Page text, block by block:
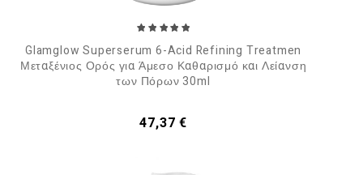
Glamglow Superserum 6-Acid Refining Treatmen
Μεταξένιος Ορός για Άμεσο Καθαρισμό και Λείανση
των Πόρων 30ml
Τιμή
47,37 €